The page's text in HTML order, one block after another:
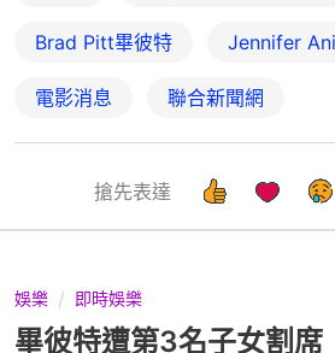
Brad Pitt畢彼特 Jennifer
電影消息 聯合新聞網
搶先表達
娛樂 即時娛樂
畢彼特遭第3名子女割